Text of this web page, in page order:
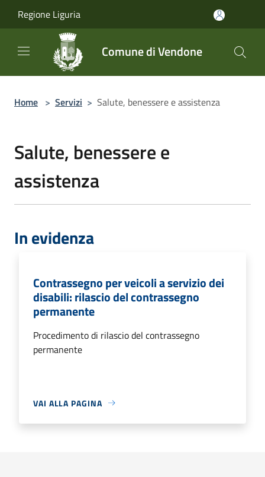
Regione Liguria
Comune di Vendone
Home > Servizi > Salute, benessere e assistenza
Salute, benessere e
assistenza
In evidenza
Contrassegno per veicoli a servizio dei
disabili: rilascio del contrassegno
permanente
Procedimento di rilascio del contrassegno
permanente
VAI ALLA PAGINA